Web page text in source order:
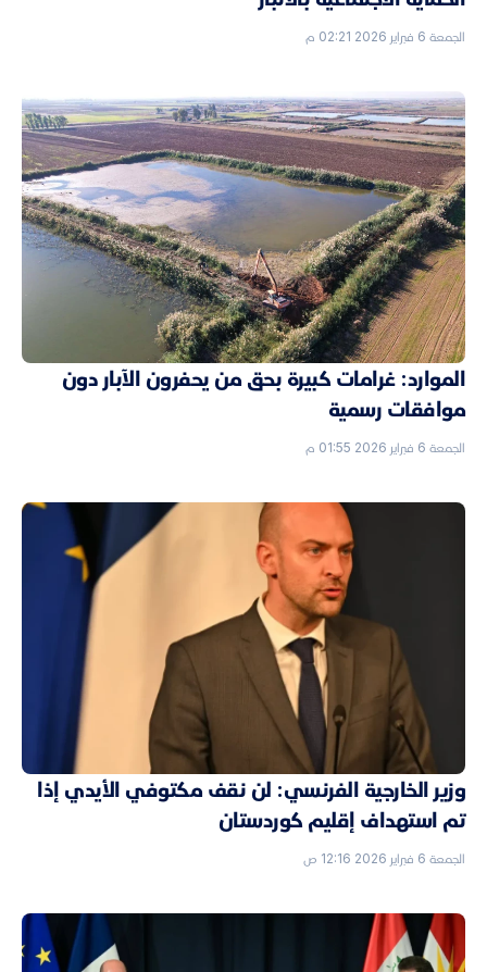
الجمعة 6 فبراير 2026 02:21 م
الموارد: غرامات كبيرة بحق من يحفرون الآبار دون
موافقات رسمية
الجمعة 6 فبراير 2026 01:55 م
وزير الخارجية الفرنسي: لن نقف مكتوفي الأيدي إذا
تم استهداف إقليم كوردستان
الجمعة 6 فبراير 2026 12:16 ص